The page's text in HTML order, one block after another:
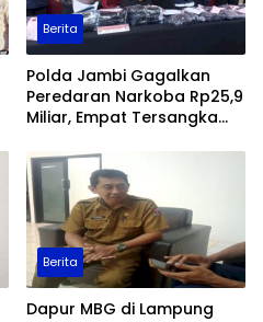
Berita
Polda Jambi Gagalkan
Peredaran Narkoba Rp25,9
Miliar, Empat Tersangka
Berita
Dapur MBG di Lampung